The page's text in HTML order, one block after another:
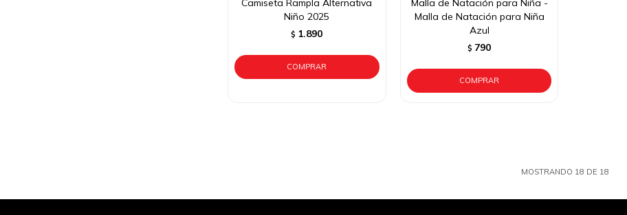
Camiseta Rampla Alternativa
Niño 2025
$ 1.890
Malla de Natación para Niña -
Malla de Natación para Niña
Azul
$ 790
MOSTRANDO 18 DE 18